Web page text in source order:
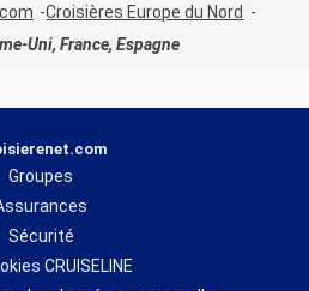
Croisières Europe du Nord
Uni, France, Espagne
Groupes
Sécurité
CRUISELINE